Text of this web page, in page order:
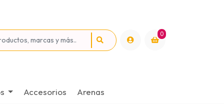
0
Accesorios Arenas